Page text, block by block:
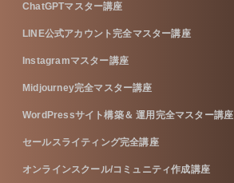
ChatGPTマスター講座
LINE公式アカウント完全マスター講座
Instagramマスター講座
Midjourney完全マスター講座
WordPressサイト構築＆ 運用完全マスター講座
セールスライティング完全講座
オンラインスクール/コミュニティ作成講座